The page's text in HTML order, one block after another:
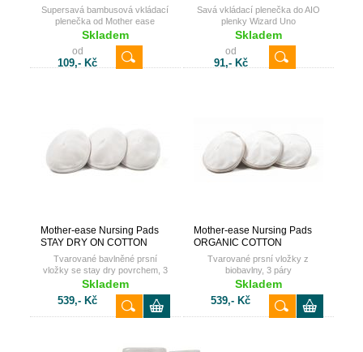
Supersavá bambusová vkládací
plenečka od Mother ease
Skladem
od
109,- Kč
Savá vkládací plenečka do AIO
plenky Wizard Uno
Skladem
od
91,- Kč
Mother-ease Nursing Pads
STAY DRY ON COTTON
Tvarované bavlněné prsní
vložky se stay dry povrchem, 3
páry
Skladem
539,- Kč
Mother-ease Nursing Pads
ORGANIC COTTON
Tvarované prsní vložky z
biobavlny, 3 páry
Skladem
539,- Kč